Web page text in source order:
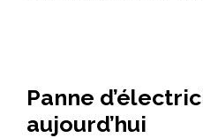
Panne
aujourd’hui